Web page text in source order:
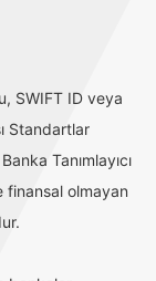
SWIFT ID veya
Standartlar
Tanımlayıcı
finansal olmayan